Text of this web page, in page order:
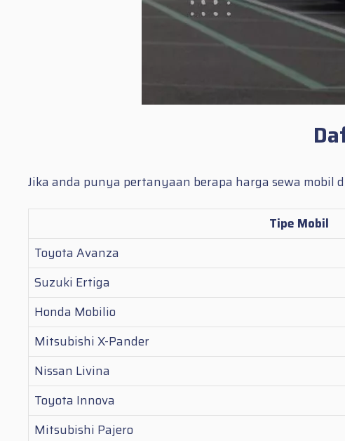
Jika anda punya pertanyaan berapa harga sewa
Tipe Mobil
Toyota Avanza
Suzuki Ertiga
Honda Mobilio
Mitsubishi X-Pander
Nissan Livina
Toyota Innova
Mitsubishi Pajero